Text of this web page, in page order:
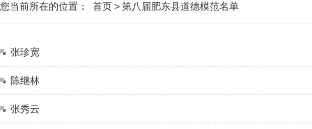
您当前所在的位置： 首页>第八届肥东县道德模范名单
张珍宽
陈继林
张秀云